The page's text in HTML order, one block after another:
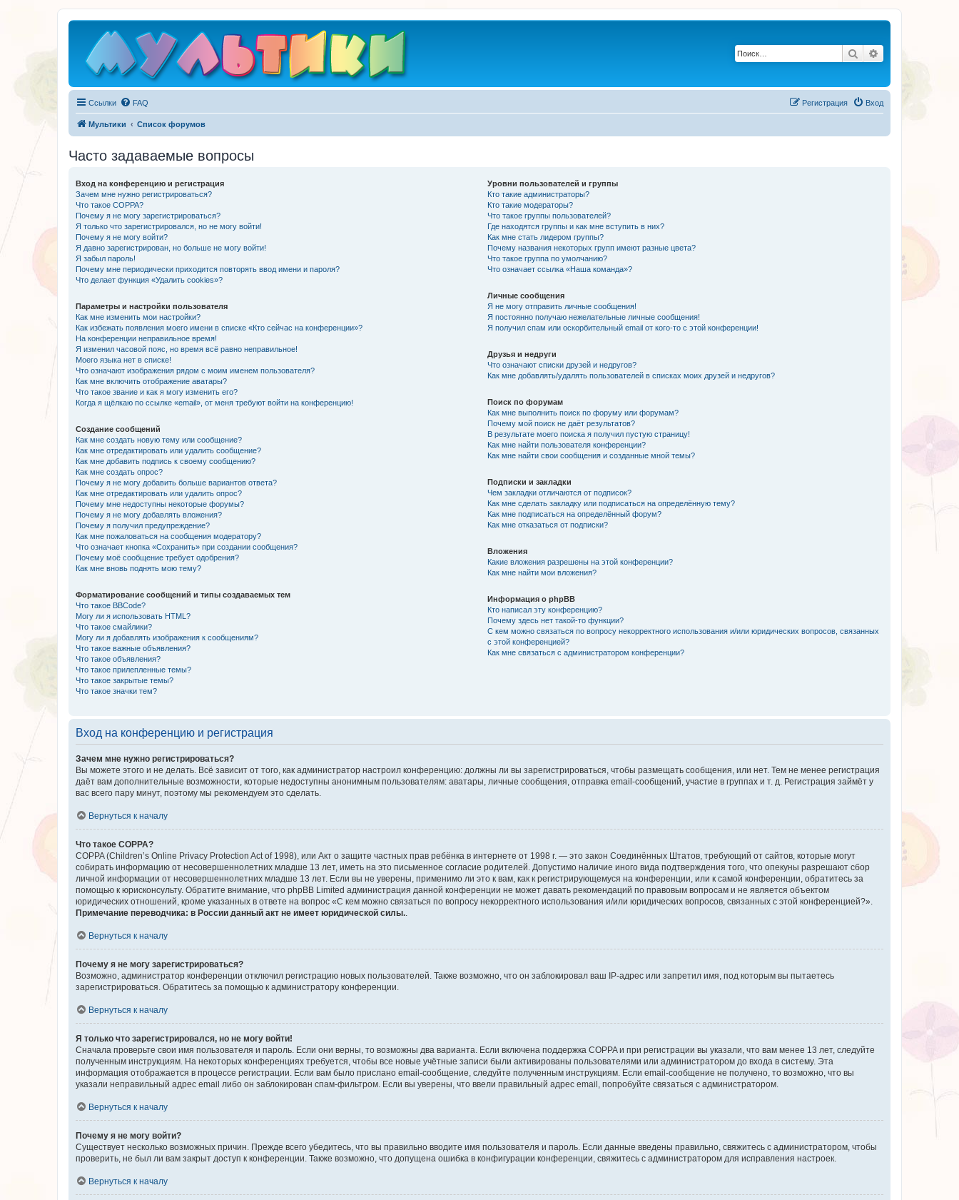
Поиск
Ссылки FAQ Вход
Регистрация
Мультики Список форумов
Часто задаваемые вопросы
Вход на конференцию и регистрация
Зачем мне нужно регистрироваться?
Что такое COPPA?
Почему я не могу зарегистрироваться?
Я только что зарегистрировался, но не могу войти!
Почему я не могу войти?
Я давно зарегистрирован, но больше не могу войти!
Я забыл пароль!
Почему мне периодически приходится повторять ввод имени и пароля?
Что делает функция «Удалить cookies»?
Параметры и настройки пользователя
Как мне изменить мои настройки?
Как избежать появления моего имени в списке «Кто сейчас на конференции»?
На конференции неправильное время!
Я изменил часовой пояс, но время всё равно неправильное!
Моего языка нет в списке!
Что означают изображения рядом с моим именем пользователя?
Как мне включить отображение аватары?
Что такое звание и как я могу изменить его?
Когда я щёлкаю по ссылке «email», от меня требуют войти на конференцию!
Создание сообщений
Как мне создать новую тему или сообщение?
Как мне отредактировать или удалить сообщение?
Как мне добавить подпись к своему сообщению?
Как мне создать опрос?
Почему я не могу добавить больше вариантов ответа?
Как мне отредактировать или удалить опрос?
Почему мне недоступны некоторые форумы?
Почему я не могу добавлять вложения?
Почему я получил предупреждение?
Как мне пожаловаться на сообщения модератору?
Что означает кнопка «Сохранить» при создании сообщения?
Почему моё сообщение требует одобрения?
Как мне вновь поднять мою тему?
Форматирование сообщений и типы создаваемых тем
Что такое BBCode?
Могу ли я использовать HTML?
Что такое смайлики?
Могу ли я добавлять изображения к сообщениям?
Что такое важные объявления?
Что такое объявления?
Что такое прилепленные темы?
Что такое закрытые темы?
Что такое значки тем?
Уровни пользователей и группы
Кто такие администраторы?
Кто такие модераторы?
Что такое группы пользователей?
Где находятся группы и как мне вступить в них?
Как мне стать лидером группы?
Почему названия некоторых групп имеют разные цвета?
Что такое группа по умолчанию?
Что означает ссылка «Наша команда»?
Личные сообщения
Я не могу отправить личные сообщения!
Я постоянно получаю нежелательные личные сообщения!
Я получил спам или оскорбительный email от кого-то с этой конференции!
Друзья и недруги
Что означают списки друзей и недругов?
Как мне добавлять/удалять пользователей в списках моих друзей и недругов?
Поиск по форумам
Как мне выполнить поиск по форуму или форумам?
Почему мой поиск не даёт результатов?
В результате моего поиска я получил пустую страницу!
Как мне найти пользователя конференции?
Как мне найти свои сообщения и созданные мной темы?
Подписки и закладки
Чем закладки отличаются от подписок?
Как мне сделать закладку или подписаться на определённую тему?
Как мне подписаться на определённый форум?
Как мне отказаться от подписки?
Вложения
Какие вложения разрешены на этой конференции?
Как мне найти мои вложения?
Информация о phpBB
Кто написал эту конференцию?
Почему здесь нет такой-то функции?
С кем можно связаться по вопросу некорректного использования и/или юридических вопросов, связанных
с этой конференцией?
Как мне связаться с администратором конференции?
Вход на конференцию и регистрация
Зачем мне нужно регистрироваться?
Вы можете этого и не делать. Всё зависит от того, как администратор настроил конференцию: должны ли вы зарегистрироваться, чтобы размещать сообщения, или нет. Тем не менее регистрация
даёт вам дополнительные возможности, которые недоступны анонимным пользователям: аватары, личные сообщения, отправка email-сообщений, участие в группах и т. д. Регистрация займёт у
вас всего пару минут, поэтому мы рекомендуем это сделать.
Вернуться к началу
Что такое COPPA?
COPPA (Children’s Online Privacy Protection Act of 1998), или Акт о защите частных прав ребёнка в интернете от 1998 г. — это закон Соединённых Штатов, требующий от сайтов, которые могут
собирать информацию от несовершеннолетних младше 13 лет, иметь на это письменное согласие родителей. Допустимо наличие иного вида подтверждения того, что опекуны разрешают сбор
личной информации от несовершеннолетних младше 13 лет. Если вы не уверены, применимо ли это к вам, как к регистрирующемуся на конференции, или к самой конференции, обратитесь за
помощью к юрисконсульту. Обратите внимание, что phpBB Limited администрация данной конференции не может давать рекомендаций по правовым вопросам и не является объектом
юридических отношений, кроме указанных в ответе на вопрос «С кем можно связаться по вопросу некорректного использования и/или юридических вопросов, связанных с этой конференцией?».
Примечание переводчика: в России данный акт не имеет юридической силы..
Вернуться к началу
Почему я не могу зарегистрироваться?
Возможно, администратор конференции отключил регистрацию новых пользователей. Также возможно, что он заблокировал ваш IP-адрес или запретил имя, под которым вы пытаетесь
зарегистрироваться. Обратитесь за помощью к администратору конференции.
Вернуться к началу
Я только что зарегистрировался, но не могу войти!
Сначала проверьте свои имя пользователя и пароль. Если они верны, то возможны два варианта. Если включена поддержка COPPA и при регистрации вы указали, что вам менее 13 лет, следуйте
полученным инструкциям. На некоторых конференциях требуется, чтобы все новые учётные записи были активированы пользователями или администратором до входа в систему. Эта
информация отображается в процессе регистрации. Если вам было прислано email-сообщение, следуйте полученным инструкциям. Если email-сообщение не получено, то возможно, что вы
указали неправильный адрес email либо он заблокирован спам-фильтром. Если вы уверены, что ввели правильный адрес email, попробуйте связаться с администратором.
Вернуться к началу
Почему я не могу войти?
Существует несколько возможных причин. Прежде всего убедитесь, что вы правильно вводите имя пользователя и пароль. Если данные введены правильно, свяжитесь с администратором, чтобы
проверить, не был ли вам закрыт доступ к конференции. Также возможно, что допущена ошибка в конфигурации конференции, свяжитесь с администратором для исправления настроек.
Вернуться к началу